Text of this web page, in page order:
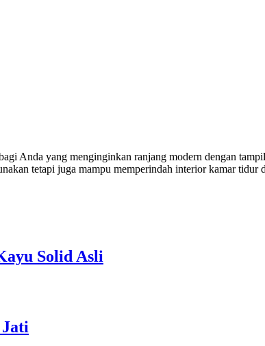
Anda yang menginginkan ranjang modern dengan
tetapi juga mampu memperindah interior kamar tidur
Solid Asli